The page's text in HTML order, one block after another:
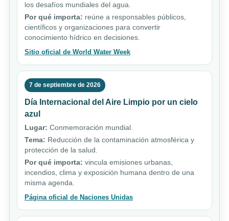
los desafíos mundiales del agua.
Por qué importa: reúne a responsables públicos,
científicos y organizaciones para convertir
conocimiento hídrico en decisiones.
Sitio oficial de World Water Week
7 de septiembre de 2026
Día Internacional del Aire Limpio por un cielo
azul
Lugar: Conmemoración mundial.
Tema: Reducción de la contaminación atmosférica y
protección de la salud.
Por qué importa: vincula emisiones urbanas,
incendios, clima y exposición humana dentro de una
misma agenda.
Página oficial de Naciones Unidas